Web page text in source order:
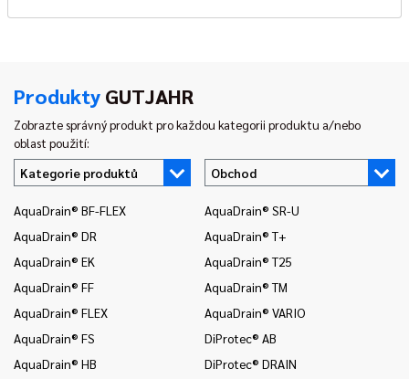
Produkty GUTJAHR
Zobrazte správný produkt pro každou kategorii produktu a/nebo
oblast použití:
Kategorie produktů
Obchod
AquaDrain® BF-FLEX
AquaDrain® DR
AquaDrain® EK
AquaDrain® FF
AquaDrain® FLEX
AquaDrain® FS
AquaDrain® HB
AquaDrain® SR-U
AquaDrain® T+
AquaDrain® T25
AquaDrain® TM
AquaDrain® VARIO
DiProtec® AB
DiProtec® DRAIN